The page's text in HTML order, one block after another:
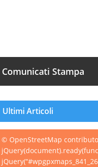
Comunicati Stampa
Ultimi Articoli
© OpenStreetMap